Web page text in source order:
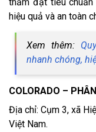
thấm đạt tiêu
hiệu quả và an toàn
Xem thêm:
nhanh chóng,
COLORADO –
Địa chỉ: Cụm 3, xã
Việt Nam.